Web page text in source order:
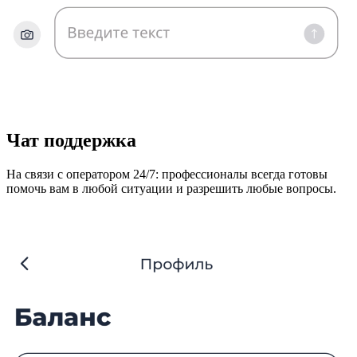
Чат поддержка
На связи с оператором 24/7: профессионалы всегда готовы
помочь вам в любой ситуации и разрешить любые вопросы.